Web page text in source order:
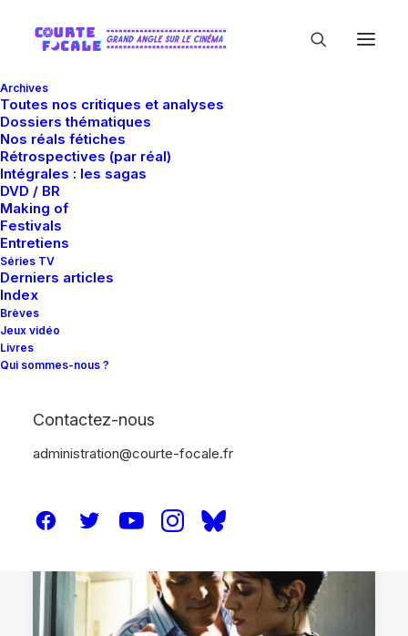
Archives
Toutes nos critiques et analyses
Dossiers thématiques
Nos réals fétiches
Rétrospectives (par réal)
Intégrales : les sagas
DVD / BR
Making of
Festivals
Entretiens
Séries TV
Derniers articles
Index
Brèves
Jeux vidéo
Livres
Qui sommes-nous ?
Contactez-nous
administration@courte-focale.fr